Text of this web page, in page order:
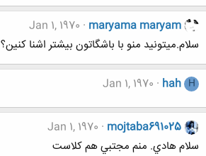
maryama maryam
Jan 1, 1970
سلام.میتونید منو با باشگاتون بیشتر اشنا کنین؟
H
hah
Jan 1, 1970
mojtaba691025
Jan 1, 1970
سلام هادي. منم مجتبي هم كلاست